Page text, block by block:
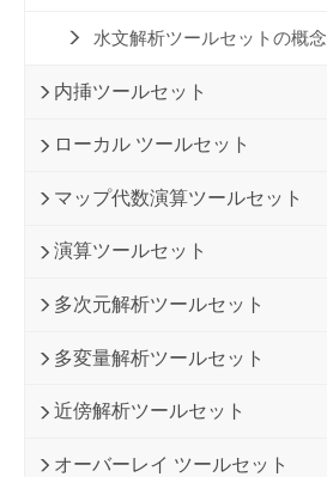
水文解析ツールセットの概念
内挿ツールセット
ローカル ツールセット
マップ代数演算ツールセット
演算ツールセット
多次元解析ツールセット
多変量解析ツールセット
近傍解析ツールセット
オーバーレイ ツールセット